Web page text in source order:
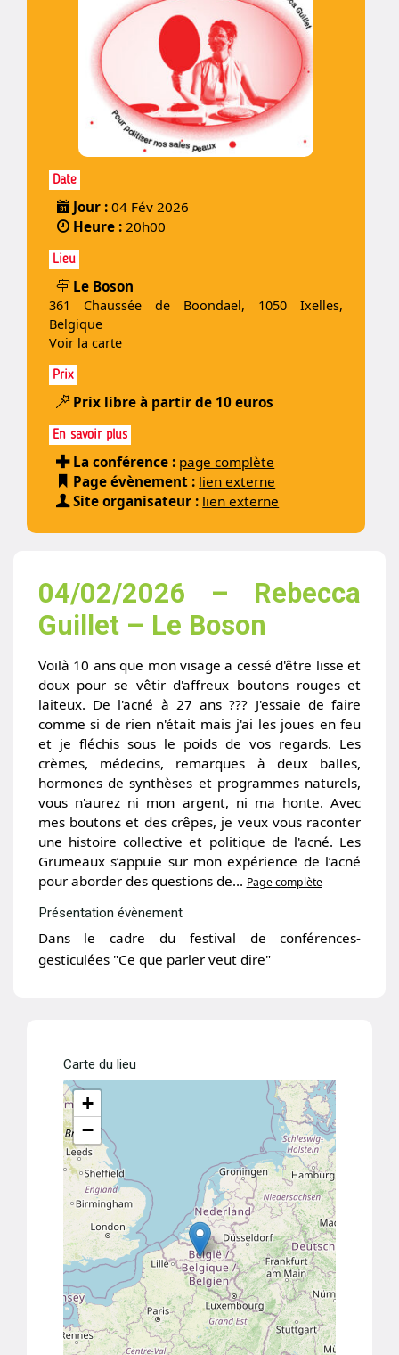
Date
Jour :04 Fév 2026
Heure : 20h00
Lieu
Le Boson
361 Chaussée de Boondael, 1050 Ixelles,
Belgique
Voir la carte
Prix
Prix libre à partir de 10 euros
En savoir plus
La conférence : page complète
Page évènement : lien externe
Site organisateur : lien externe
04/02/2026 – Rebecca
Guillet – Le Boson
Voilà 10 ans que mon visage a cessé d'être lisse et
doux pour se vêtir d'affreux boutons rouges et
laiteux. De l'acné à 27 ans ??? J'essaie de faire
comme si de rien n'était mais j'ai les joues en feu
et je fléchis sous le poids de vos regards. Les
crèmes, médecins, remarques à deux balles,
hormones de synthèses et programmes naturels,
vous n'aurez ni mon argent, ni ma honte. Avec
mes boutons et des crêpes, je veux vous raconter
une histoire collective et politique de l'acné. Les
Grumeaux s’appuie sur mon expérience de l’acné
pour aborder des questions de... Page complète
Présentation évènement
Dans le cadre du festival de conférences-
gesticulées "Ce que parler veut dire"
Carte du lieu
+
−